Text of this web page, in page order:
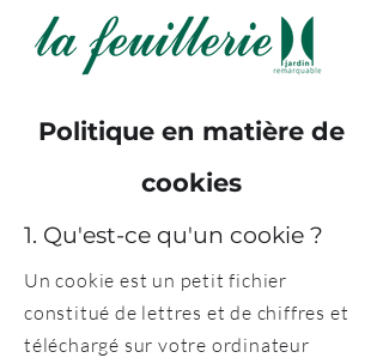
Politique en matière de
cookies
1. Qu'est-ce qu'un cookie ?
Un cookie est un petit fichier
constitué de lettres et de chiffres et
téléchargé sur votre ordinateur